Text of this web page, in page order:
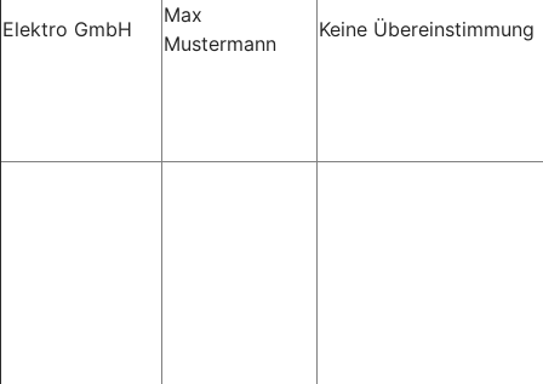
Elektro GmbH
Max
Mustermann
Keine Übereinstimmung